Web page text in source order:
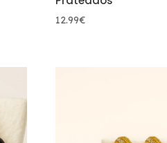
12.99€